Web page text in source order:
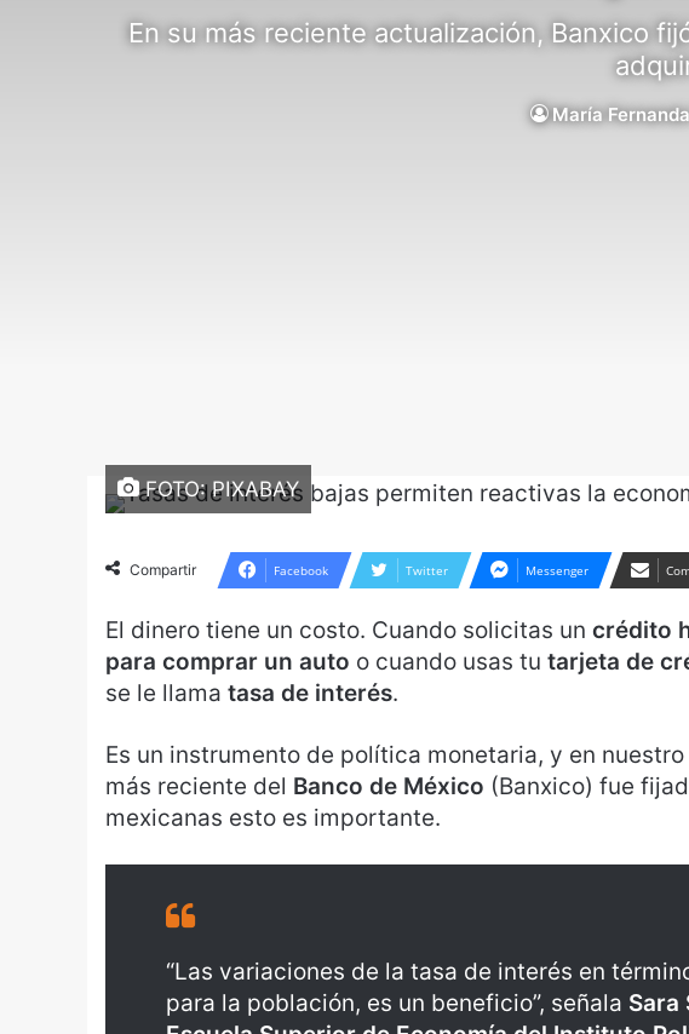
En su más reciente actualización, Banxico
María
FOTO: PIXABAY
Compartir Facebook Twitter Messenger
El dinero tiene un costo. Cuando solicitas un crédito
para comprar un auto o cuando usas tu tarjeta de
se le llama tasa de interés.
Es un instrumento de política monetaria, y en
más reciente del Banco de México (Banxico) fue
mexicanas esto es importante.
“Las variaciones de la tasa de interés en
para la población, es un beneficio”, señala Sara